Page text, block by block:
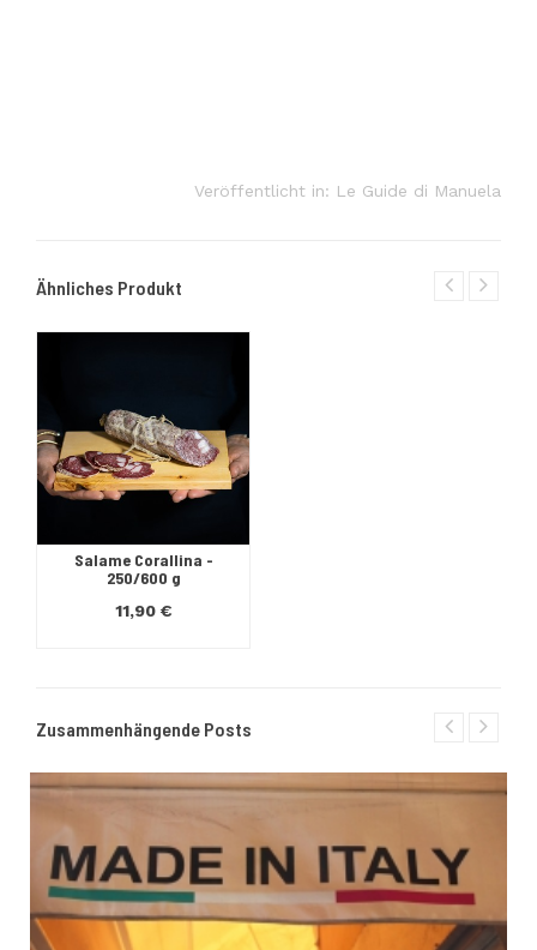
Veröffentlicht in: Le Guide di Manuela
Ähnliches Produkt
Salame Corallina -
250/600 g
11,90 €
Zusammenhängende Posts